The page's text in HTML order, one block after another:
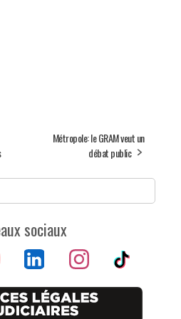
Métropole: le GRAM veut un
débat public
sociaux